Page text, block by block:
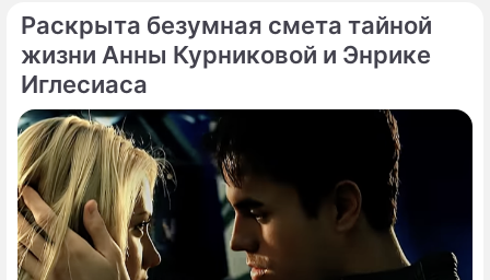
спровоцировали настоящую бурю в Сети.
Раскрыта безумная смета тайной
жизни Анны Курниковой и Энрике
Иглесиаса